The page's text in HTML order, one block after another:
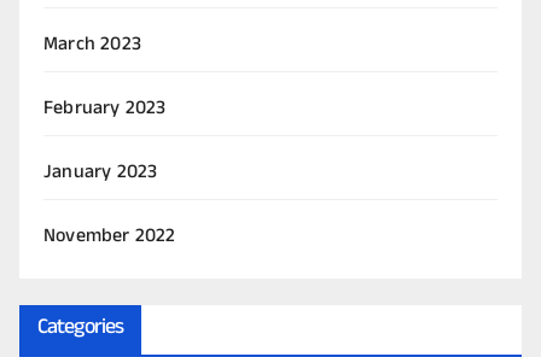
March 2023
February 2023
January 2023
November 2022
Categories